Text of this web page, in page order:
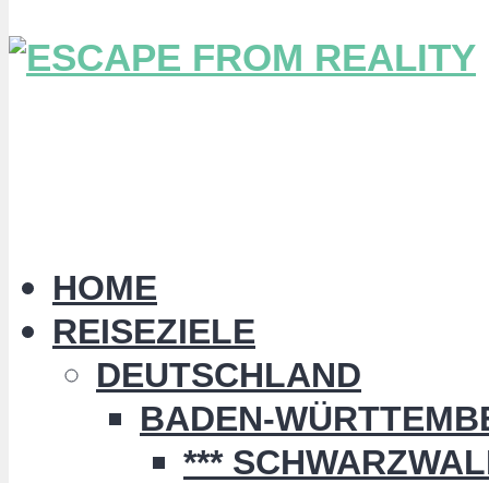
HOME
REISEZIELE
DEUTSCHLAND
BADEN-
***